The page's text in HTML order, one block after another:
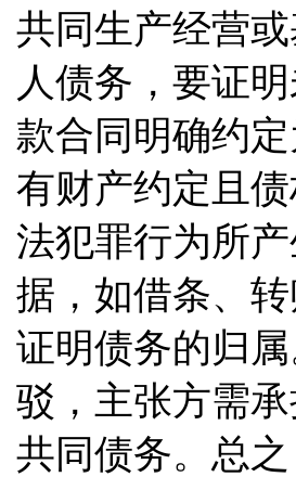
共同生产经营
人债务，要证
款合同明确约
有财产约定且
法犯罪行为所
据，如借条、
证明债务的归
驳，主张方需
共同债务。总